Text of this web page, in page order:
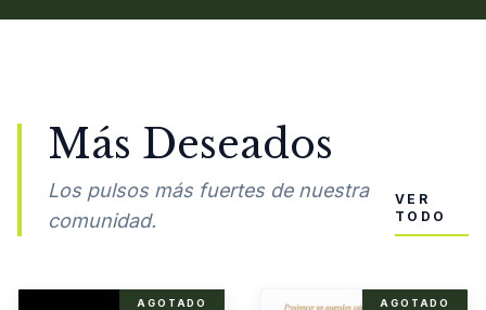
Más Deseados
Los pulsos más fuertes de nuestra
comunidad.
VER
TODO
AGOTADO AGOTADO